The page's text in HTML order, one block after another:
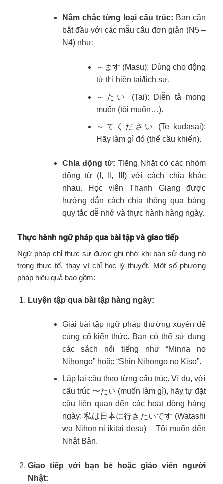
Nắm chắc từng loại cấu trúc: Bạn cần
bắt đầu với các mẫu câu đơn giản (N5 –
N4) như:
～ます (Masu): Dùng cho động
từ thì hiện tại/lịch sự.
～たい (Tai): Diễn tả mong
muốn (tôi muốn…).
～てください (Te kudasai):
Hãy làm gì đó (thể cầu khiến).
Chia động từ: Tiếng Nhật có các nhóm
động từ (I, II, III) với cách chia khác
nhau. Học viên Thanh Giang được
hướng dẫn cách chia thông qua bảng
quy tắc dễ nhớ và thực hành hàng ngày.
Thực hành ngữ pháp qua bài tập và giao tiếp
Ngữ pháp chỉ thực sự được ghi nhớ khi bạn sử dụng nó
trong thực tế, thay vì chỉ học lý thuyết. Một số phương
pháp hiệu quả bao gồm:
Luyện tập qua bài tập hàng ngày:
Giải bài tập ngữ pháp thường xuyên để
củng cố kiến thức. Bạn có thể sử dụng
các sách nổi tiếng như “Minna no
Nihongo” hoặc “Shin Nihongo no Kiso”.
Lặp lại câu theo từng cấu trúc. Ví dụ, với
cấu trúc 〜たい (muốn làm gì), hãy tự đặt
câu liên quan đến các hoạt động hàng
ngày: 私は日本に行きたいです (Watashi
wa Nihon ni ikitai desu) – Tôi muốn đến
Nhật Bản.
Giao tiếp với bạn bè hoặc giáo viên người
Nhật: